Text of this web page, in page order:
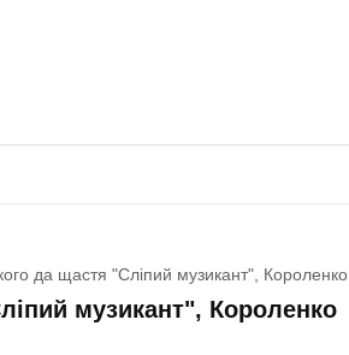
да щастя "Сліпий музикант", Короленко
музикант", Короленко